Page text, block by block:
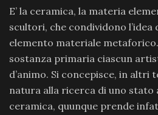
E’ la ceramica, la materia
scultori, che condividono
elemento materiale
sostanza primaria ciascun
d’animo. Si concepisce, in altri
natura alla ricerca di uno stato
ceramica, quunque prende